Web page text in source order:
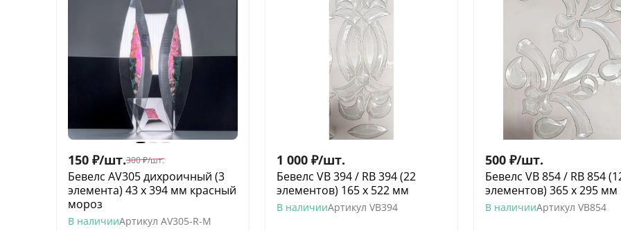
150 ₽/шт.300 ₽/шт.
Бевелс AV305 дихроичный (3
элемента) 43 х 394 мм красный
мороз
В наличииАртикул AV305-R-M
1 000 ₽/шт.
Бевелс VB 394 / RB 394 (22
элементов) 165 х 522 мм
В наличииАртикул VB394
500 ₽/шт.
Бевелс VB 854 / RB 854
элементов) 365 х 295 мм
В наличииАртикул VB854